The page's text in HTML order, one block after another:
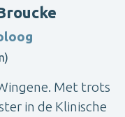
Met trots
in de Klinische